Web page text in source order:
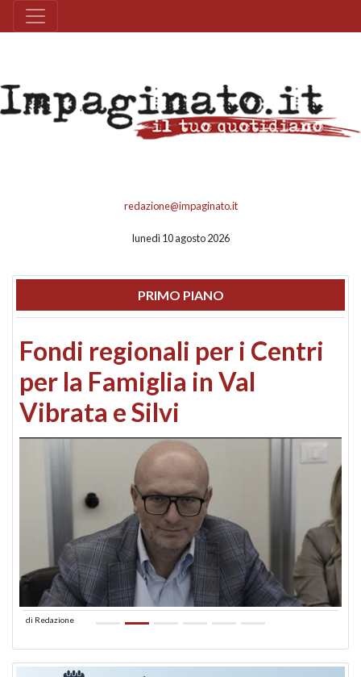
redazione@impaginato.it
lunedì 10 agosto 2026
PRIMO PIANO
Fondi regionali per i Centri
per la Famiglia in Val
Vibrata e Silvi
di Redazione